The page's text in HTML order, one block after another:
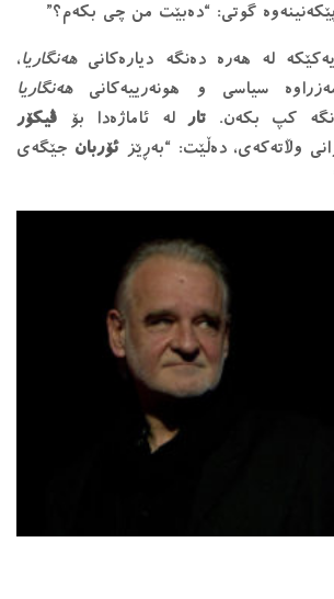
گوتی: “دەبێت من چی بکەم؟”
یەکێکە لە هەرە دەنگە دیارەکانیهەنگاریا،
سیاسی و هونەرییەکانیهەنگاریا
کپ بکەن. تارلە ئاماژەدا بۆ ڤیکۆر
وڵاتەکەی، دەڵێت: “بەڕێزئۆربان جێگەی